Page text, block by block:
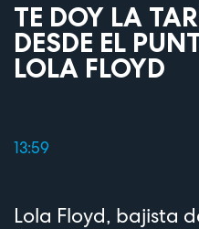
TE DOY LA
DESDE EL
LOLA FLOYD
13:59
Lola Floyd, bajista